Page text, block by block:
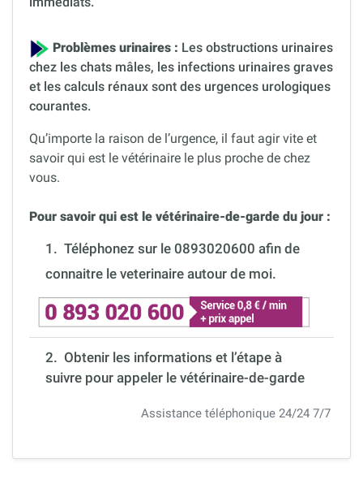
Problèmes urinaires : Les obstructions urinaires
chez les chats mâles, les infections urinaires graves
et les calculs rénaux sont des urgences urologiques
courantes.
Qu’importe la raison de l’urgence, il faut agir vite et
savoir qui est le vétérinaire le plus proche de chez
vous.
Pour savoir qui est le vétérinaire-de-garde du jour :
1. Téléphonez sur le 0893020600 afin de
connaitre le veterinaire autour de moi.
2. Obtenir les informations et l’étape à
suivre pour appeler le vétérinaire-de-garde
Assistance téléphonique 24/24 7/7